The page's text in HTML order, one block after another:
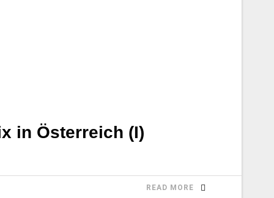
in Österreich (I)
READ MORE